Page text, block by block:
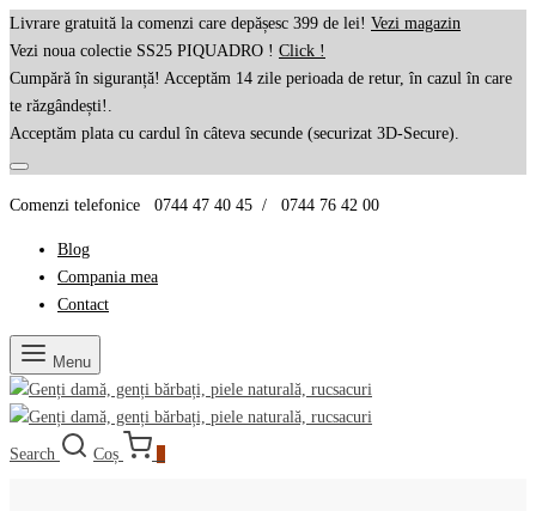
Livrare gratuită la comenzi care depășesc 399 de lei! Vezi magazin
Vezi noua colectie SS25 PIQUADRO ! Click !
Cumpără în siguranță! Acceptăm 14 zile perioada de retur, în cazul în care
te răzgândești!.
Acceptăm plata cu cardul în câteva secunde (securizat 3D-Secure).
Comenzi telefonice 0744 47 40 45 / 0744 76 42 00
Blog
Compania mea
Contact
Menu
Search Coș